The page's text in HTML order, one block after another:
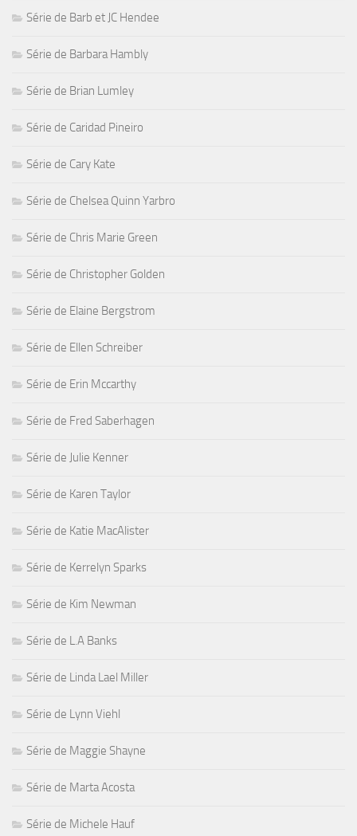
Série de Barb et JC Hendee
Série de Barbara Hambly
Série de Brian Lumley
Série de Caridad Pineiro
Série de Cary Kate
Série de Chelsea Quinn Yarbro
Série de Chris Marie Green
Série de Christopher Golden
Série de Elaine Bergstrom
Série de Ellen Schreiber
Série de Erin Mccarthy
Série de Fred Saberhagen
Série de Julie Kenner
Série de Karen Taylor
Série de Katie MacAlister
Série de Kerrelyn Sparks
Série de Kim Newman
Série de L.A Banks
Série de Linda Lael Miller
Série de Lynn Viehl
Série de Maggie Shayne
Série de Marta Acosta
Série de Michele Hauf